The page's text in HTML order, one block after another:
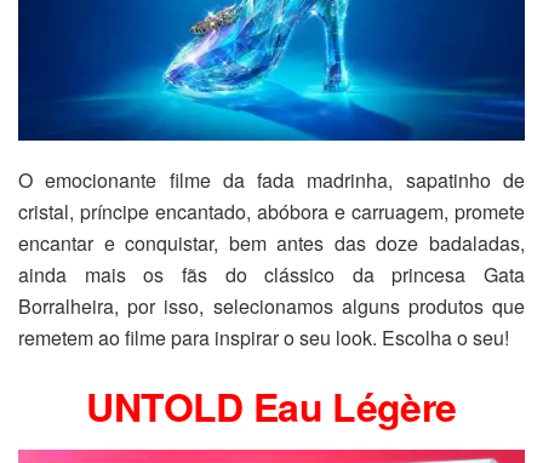
O emocionante filme da fada madrinha, sapatinho de
cristal, príncipe encantado, abóbora e carruagem, promete
encantar e conquistar, bem antes das doze badaladas,
ainda mais os fãs do clássico da princesa Gata
Borralheira, por isso, selecionamos alguns produtos que
remetem ao filme para inspirar o seu look. Escolha o seu!
UNTOLD Eau Légère